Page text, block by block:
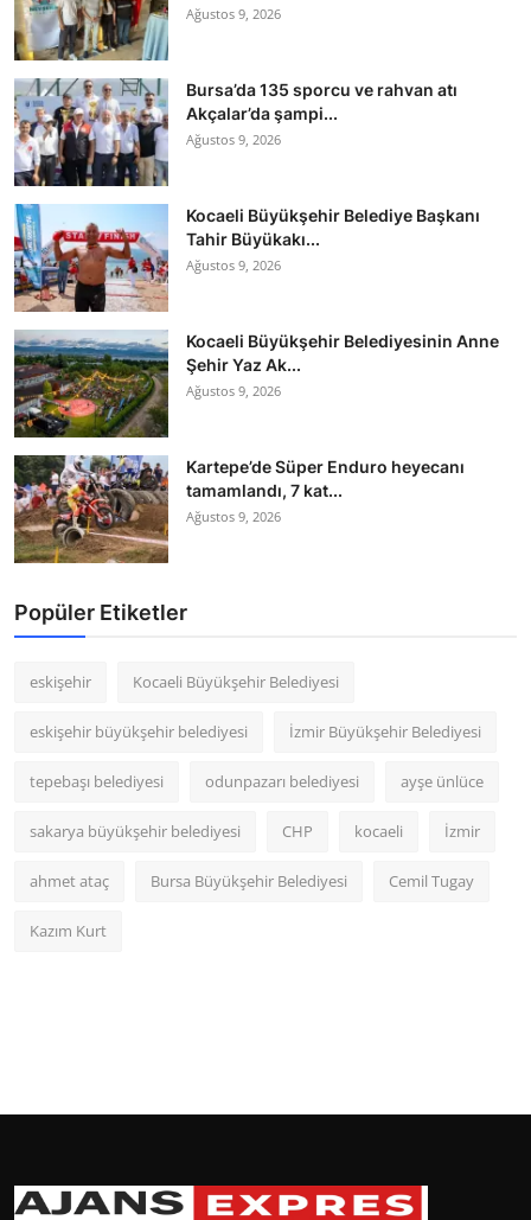
Ağustos 9, 2026
Bursa’da 135 sporcu ve rahvan atı
Akçalar’da şampi...
Ağustos 9, 2026
Kocaeli Büyükşehir Belediye Başkanı
Tahir Büyükakı...
Ağustos 9, 2026
Kocaeli Büyükşehir Belediyesinin Anne
Şehir Yaz Ak...
Ağustos 9, 2026
Kartepe’de Süper Enduro heyecanı
tamamlandı, 7 kat...
Ağustos 9, 2026
Popüler Etiketler
eskişehir Kocaeli Büyükşehir Belediyesi
eskişehir büyükşehir belediyesi İzmir Büyükşehir Belediyesi
tepebaşı belediyesi odunpazarı belediyesi ayşe ünlüce
sakarya büyükşehir belediyesi CHP kocaeli İzmir
ahmet ataç Bursa Büyükşehir Belediyesi Cemil Tugay
Kazım Kurt